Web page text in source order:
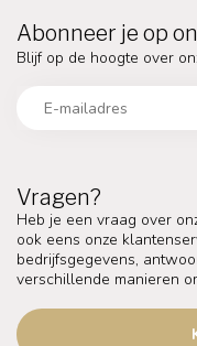
Vragen?
Heb je een vraag over
ook eens onze
bedrijfsgegevens,
verschillende manieren
Abonneer je op
Blijf op de hoogte over